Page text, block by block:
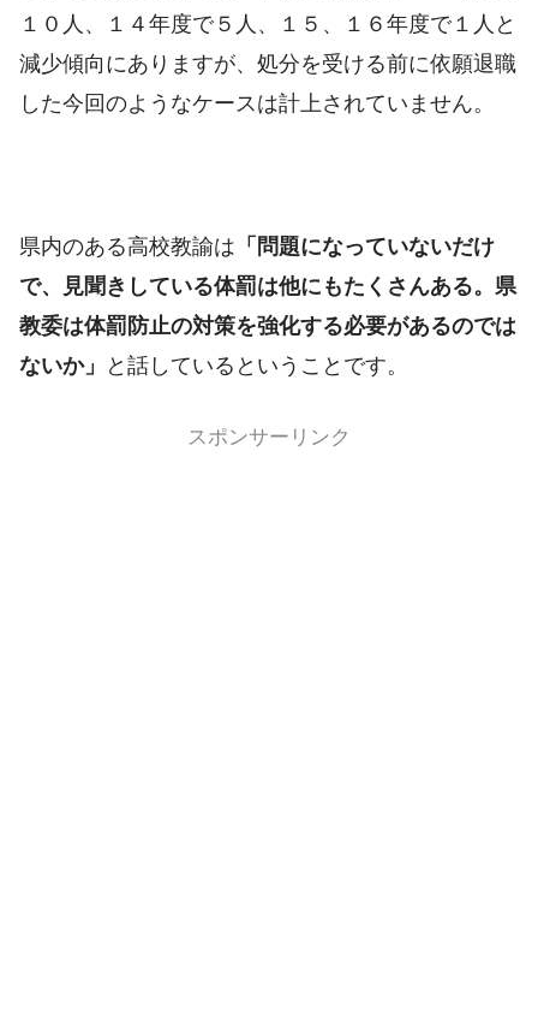
１０人、１４年度で５人、１５、１６年度で１人と
減少傾向にありますが、処分を受ける前に依願退職
した今回のようなケースは計上されていません。
県内のある高校教諭は 「問題になっていないだけ
で、見聞きしている体罰は他にもたくさんある。県
教委は体罰防止の対策を強化する必要があるのでは
ないか」
と話しているということです。
スポンサーリンク